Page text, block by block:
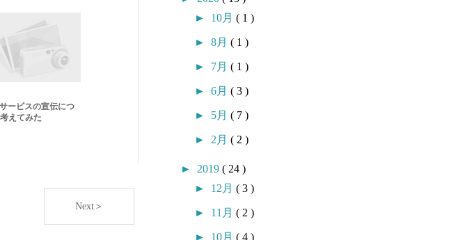
ービスの宣伝につ
えてみた
Next＞
► 10月 ( 1 )
► 8月 ( 1 )
► 7月 ( 1 )
► 6月 ( 3 )
► 5月 ( 7 )
► 2月 ( 2 )
► 2019 ( 24 )
► 12月 ( 3 )
► 11月 ( 2 )
► 10月 ( 4 )